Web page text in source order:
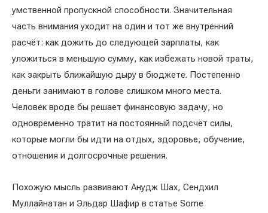
умственной пропускной способности. Значительная
часть внимания уходит на один и тот же внутренний
расчёт: как дожить до следующей зарплаты, как
уложиться в меньшую сумму, как избежать новой траты,
как закрыть ближайшую дыру в бюджете. Постепенно
деньги занимают в голове слишком много места.
Человек вроде бы решает финансовую задачу, но
одновременно тратит на постоянный подсчёт силы,
которые могли бы идти на отдых, здоровье, обучение,
отношения и долгосрочные решения.
Похожую мысль развивают Анудж Шах, Сендхил
Муллайнатан и Эльдар Шафир в статье Some